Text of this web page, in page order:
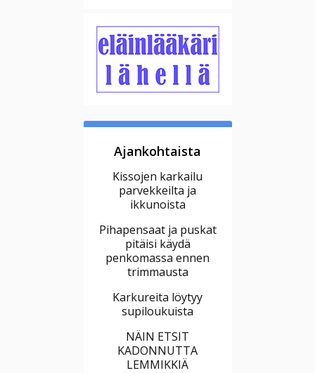
Ajankohtaista
Kissojen karkailu
parvekkeilta ja
ikkunoista
Pihapensaat ja puskat
pitäisi käydä
penkomassa ennen
trimmausta
Karkureita löytyy
supiloukuista
NÄIN ETSIT
KADONNUTTA
LEMMIKKIÄ